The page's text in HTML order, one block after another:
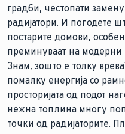
градби, честопати
радијатори. И погодете
постарите домови,
преминуваат на
Знам, зошто е толку
помалку енергија со
просторијата од подот
нежна топлина многу
точки од радијаторите.